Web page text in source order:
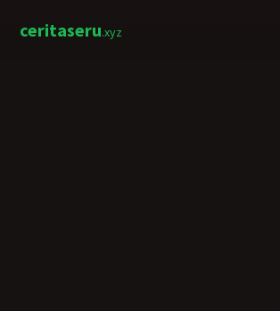
ceritaseru.xyz